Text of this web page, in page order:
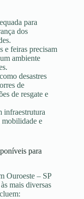
para
dos
e feiras precisam
ambiente
desastres
de
de resgate e
infraestrutura
mobilidade e
para
Ouroeste – SP
mais diversas